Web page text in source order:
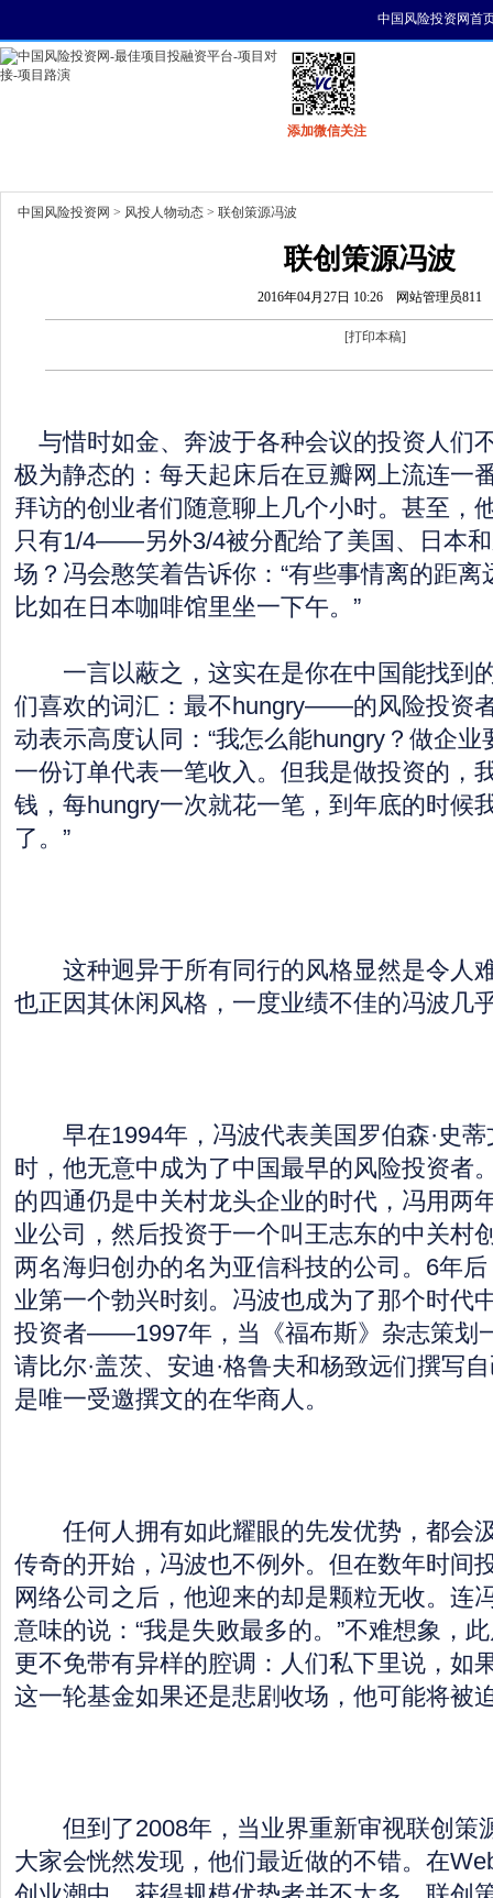
中国风险投资网首
添加微信关注
中国风险投资网 > 风投人物动态 > 联创策源冯波
联创策源冯波
2016年04月27日 10:26 网站管理员811
[打印本稿]
与惜时如金、奔波于各种会议的投资人们
极为静态的：每天起床后在豆瓣网上流连一
拜访的创业者们随意聊上几个小时。甚至，
只有1/4——另外3/4被分配给了美国、日本
场？冯会憨笑着告诉你：“有些事情离的距
比如在日本咖啡馆里坐一下午。”
一言以蔽之，这实在是你在中国能找到
们喜欢的词汇：最不hungry——的风险投资
动表示高度认同：“我怎么能hungry？做企
一份订单代表一笔收入。但我是做投资的，
钱，每hungry一次就花一笔，到年底的时候
了。”
这种迥异于所有同行的风格显然是令人
也正因其休闲风格，一度业绩不佳的冯波几
早在1994年，冯波代表美国罗伯森·史蒂
时，他无意中成为了中国最早的风险投资者
的四通仍是中关村龙头企业的时代，冯用两
业公司，然后投资于一个叫王志东的中关村
两名海归创办的名为亚信科技的公司。6年
业第一个勃兴时刻。冯波也成为了那个时代
投资者——1997年，当《福布斯》杂志策划
请比尔·盖茨、安迪·格鲁夫和杨致远们撰写
是唯一受邀撰文的在华商人。
任何人拥有如此耀眼的先发优势，都会
传奇的开始，冯波也不例外。但在数年时间
网络公司之后，他迎来的却是颗粒无收。连
意味的说：“我是失败最多的。”不难想象，
更不免带有异样的腔调：人们私下里说，如
这一轮基金如果还是悲剧收场，他可能将被
但到了2008年，当业界重新审视联创策
大家会恍然发现，他们最近做的不错。在